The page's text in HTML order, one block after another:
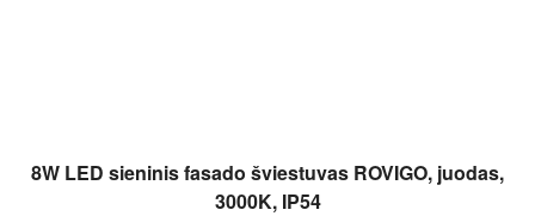
Į KREPŠELĮ
8W LED sieninis fasado šviestuvas ROVIGO, juodas,
3000K, IP54